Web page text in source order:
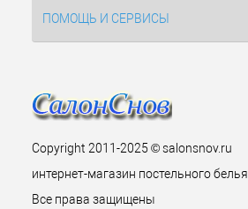
ПОМОЩЬ И СЕРВИСЫ
Copyright 2011-2025 © salonsnov.ru
интернет-магазин постельного белья.
Все права защищены